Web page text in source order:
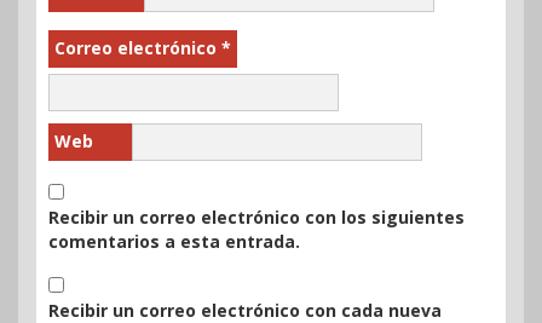
Correo electrónico *
Web
Recibir un correo electrónico con los siguientes
comentarios a esta entrada.
Recibir un correo electrónico con cada nueva